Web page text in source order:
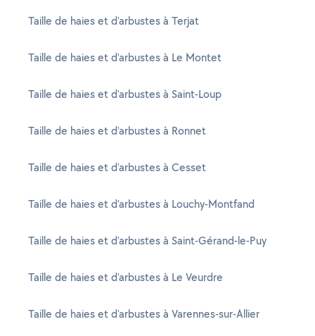
Taille de haies et d'arbustes à Terjat
Taille de haies et d'arbustes à Le Montet
Taille de haies et d'arbustes à Saint-Loup
Taille de haies et d'arbustes à Ronnet
Taille de haies et d'arbustes à Cesset
Taille de haies et d'arbustes à Louchy-Montfand
Taille de haies et d'arbustes à Saint-Gérand-le-Puy
Taille de haies et d'arbustes à Le Veurdre
Taille de haies et d'arbustes à Varennes-sur-Allier